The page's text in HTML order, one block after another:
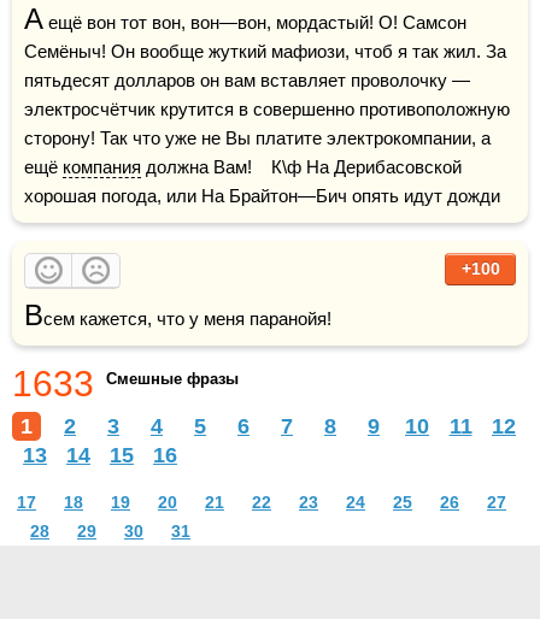
А ещё вон тот вон, вон—вон, мордастый! О! Самсон
Семёныч! Он вообще жуткий мафиози, чтоб я так жил. За
пятьдесят долларов он вам вставляет проволочку —
электросчётчик крутится в совершенно противоположную
сторону! Так что уже не Вы платите электрокомпании, а
ещё компания должна Вам!    К\ф На Дерибасовской
хорошая погода, или На Брайтон—Бич опять идут дожди
+100
Всем кажется, что у меня паранойя!
1633 Смешные фразы
1 2 3 4 5 6 7 8 9 10 11
12
13
14 15 16
17 18 19 20 21 22 23 24 25 26
27
28
29 30 31